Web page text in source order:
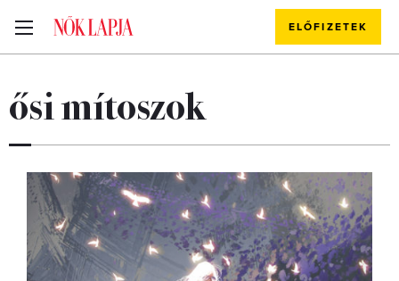
ELŐFIZETEK
ősi mítoszok